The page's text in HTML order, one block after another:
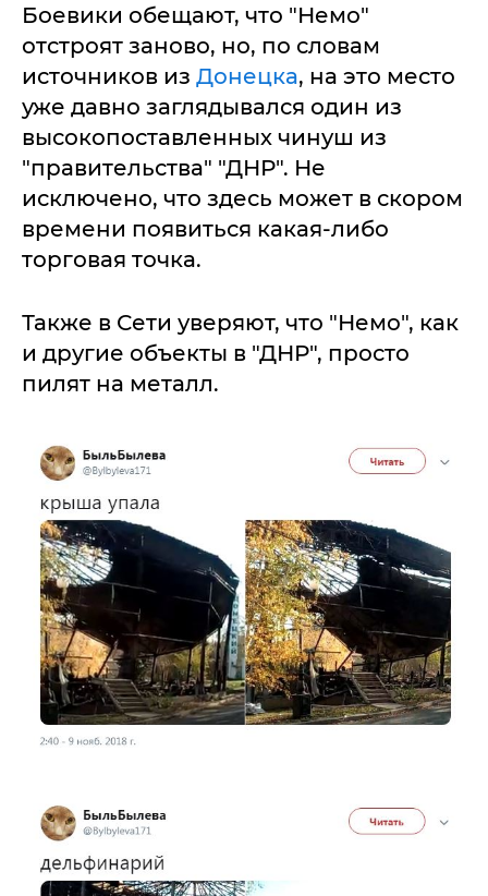
Боевики обещают, что "Немо"
отстроят заново, но, по словам
источников из Донецка, на это место
уже давно заглядывался один из
высокопоставленных чинуш из
"правительства" "ДНР". Не
исключено, что здесь может в скором
времени появиться какая-либо
торговая точка.
Также в Сети уверяют, что "Немо", как
и другие объекты в "ДНР", просто
пилят на металл.